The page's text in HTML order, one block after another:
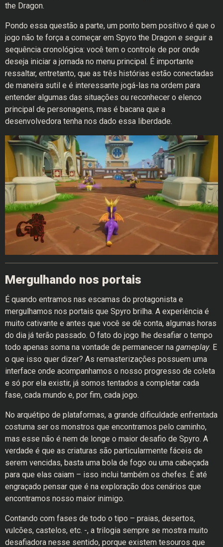
the Dragon.
Pondo essa questão a parte, um ponto bem positivo é que o
jogo não te força a começar em Spyro the Dragon e seguir a
sequência cronológica: você tem o controle de por onde
deseja iniciar a jornada no menu principal. É importante
ressaltar, entretanto, que as três histórias estão conectadas
de maneira sutil e é interessante jogá-las na ordem para
entender algumas das situações ou reconhecer o elenco
principal de personagens, mas é bacana que a
desenvolvedora tenha nos dado essa liberdade.
Mergulhando nos portais
É quando entramos nas escamas do protagonista e
mergulhamos nos portais que Spyro brilha. A experiência é
muito cativante e antes que você se dê conta, algumas horas
do dia já terão passado. O fato do jogo lhe desafiar o tempo
todo apenas soma na vontade de permanecer na gameplay. E
o que isso quer dizer? As remasterizações possuem uma
interface onde acompanhamos o nosso progresso de coleta
e só por ela existir, já somos tentados a completar cada
fase, cada mundo e, por fim, cada jogo.
No arquétipo de plataformas, a grande dificuldade enfrentada
costuma ser os monstros que encontramos pelo caminho,
mas esse não é nem de longe o maior desafio de Spyro. A
verdade é que as criaturas são particularmente fáceis de
serem vencidas, basta uma bola de fogo ou uma cabeçada
para que elas caiam – isso inclui também os chefes. É até
engraçado pensar que é na exploração dos cenários que
encontramos nosso maior inimigo.
Contando com fases de todo o tipo – praias, desertos,
vulcões, castelos, etc. -, a trilogia sempre se mostra muito
desafiadora nesse sentido, porque existem tesouros que